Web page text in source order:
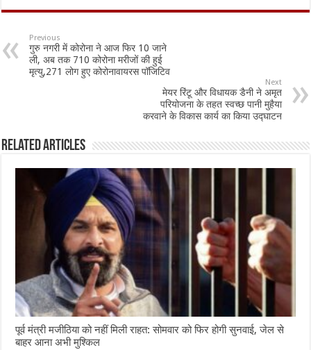
e
b
o
o
at
sA
p
p
ai
l
ar
e
Previous
गुरु नगरी में कोरोना ने आज फिर 10 जाने
ली, अब तक 710 कोरोना मरीजों की हुई
मृत्यु,271 लोग हुए कोरोनावायरस पॉजिटिव
Next
मेयर रिंटू और विधायक डैनी ने अमृत
परियोजना के तहत स्वच्छ पानी मुहैया
करवाने के विकास कार्य का किया उद्घाटन
Related Articles
पूर्व मंत्री मजीठिया को नहीं मिली राहत: सोमवार को फिर होगी सुनवाई, जेल से
बाहर आना अभी मुश्किल